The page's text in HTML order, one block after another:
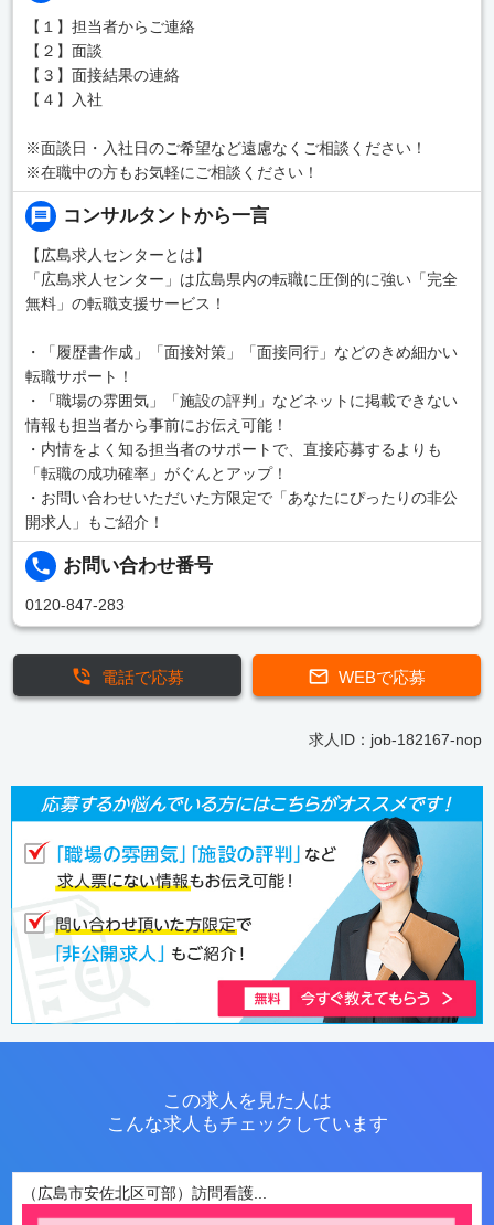
【１】担当者からご連絡
【２】面談
【３】面接結果の連絡
【４】入社
※面談日・入社日のご希望など遠慮なくご相談ください！
※在職中の方もお気軽にご相談ください！
コンサルタントから一言
【広島求人センターとは】
「広島求人センター」は広島県内の転職に圧倒的に強い「完全
無料」の転職支援サービス！
・「履歴書作成」「面接対策」「面接同行」などのきめ細かい
転職サポート！
・「職場の雰囲気」「施設の評判」などネットに掲載できない
情報も担当者から事前にお伝え可能！
・内情をよく知る担当者のサポートで、直接応募するよりも
「転職の成功確率」がぐんとアップ！
・お問い合わせいただいた方限定で「あなたにぴったりの非公
開求人」もご紹介！
お問い合わせ番号
0120-847-283
WEBで応募
電話で応募
求人ID：job-182167-nop
この求人を見た人は
こんな求人もチェックしています
（広島市安佐北区可部）訪問看護...